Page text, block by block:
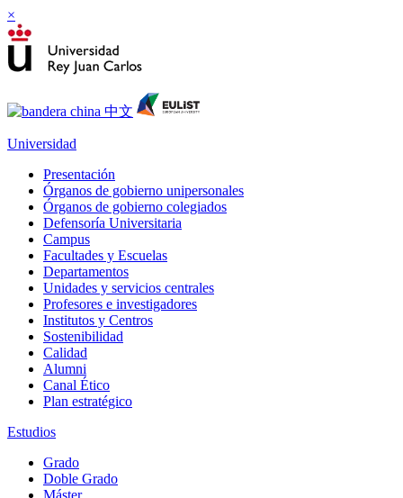
×
Universidad
Presentación
Órganos de gobierno unipersonales
Órganos de gobierno colegiados
Defensoría Universitaria
Campus
Facultades y Escuelas
Departamentos
Unidades y servicios centrales
Profesores e investigadores
Institutos y Centros
Sostenibilidad
Calidad
Alumni
Canal Ético
Plan estratégico
Estudios
Grado
Doble Grado
Máster